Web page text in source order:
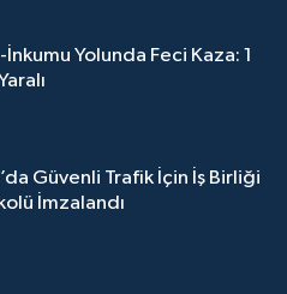
İnkumu Yolunda Feci Kaza: 1
Güvenli Trafik İçin İş Birliği
İmzalandı